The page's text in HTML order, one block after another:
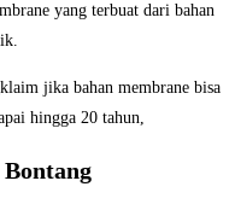
yang terbuat dari bahan
jika bahan membrane bisa
hingga 20 tahun,